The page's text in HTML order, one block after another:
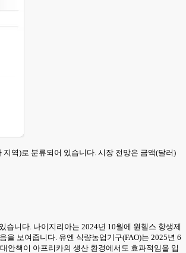
역)로 분류되어 있습니다. 시장 전망은 금액(달러)
니다. 나이지리아는 2024년 10월에 원헬스 항생제
보여줍니다. 유엔 식량농업기구(FAO)는 2025년 6
안책이 아프리카의 생산 환경에서도 효과적임을 입